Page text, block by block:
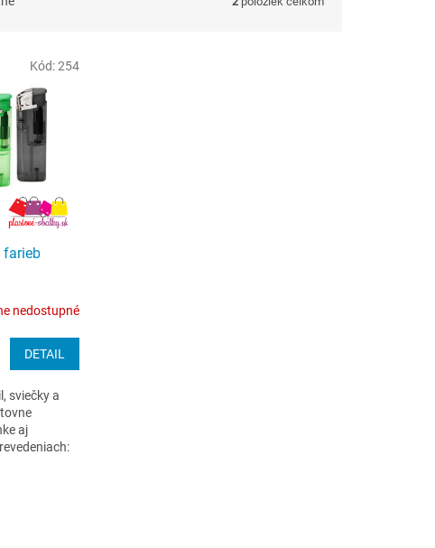
farieb
nedostupné
DETAIL
sviečky a
aj
Kód:254